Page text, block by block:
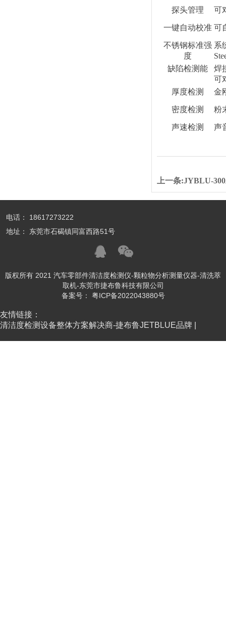
探头管理 可
一键自动校准 可
不锈钢标准强
度
系
缺陷检测能
焊
可
厚度检测
金
密度检测 粉
声速检测 声
上一条:JYBLU-
电话： 18617273222
地址： 东莞市石碣镇同富西路51号
版权所有 2021 汽车零部件清洁度检测仪-颗粒物分析测量仪器-清洗萃
取机-东莞市捷布鲁科技有限公司
备案号： 粤ICP备2022043880号
友情链接：
清洁度检测设备整体方案解决商-捷布鲁JETBLUE品牌 |